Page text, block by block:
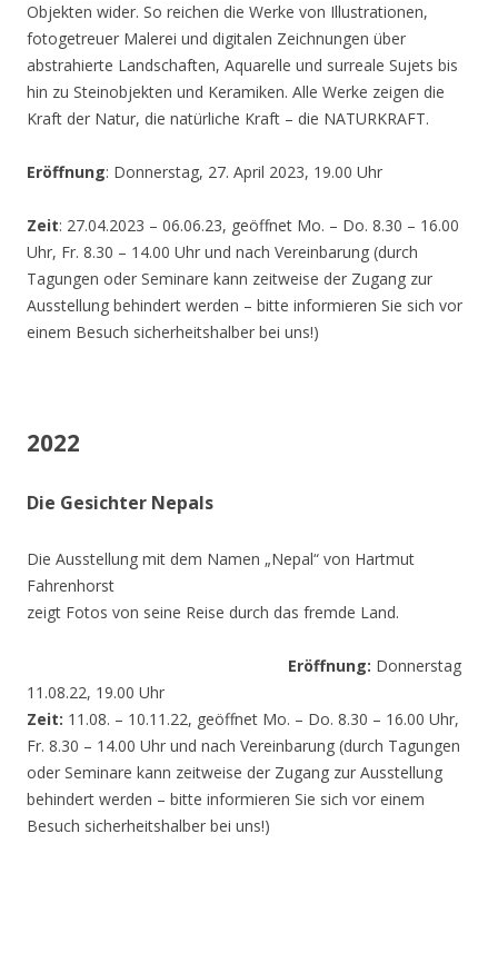
Objekten wider. So reichen die Werke von Illustrationen,
fotogetreuer Malerei und digitalen Zeichnungen über
abstrahierte Landschaften, Aquarelle und surreale Sujets bis
hin zu Steinobjekten und Keramiken. Alle Werke zeigen die
Kraft der Natur, die natürliche Kraft – die NATURKRAFT.
Eröffnung: Donnerstag, 27. April 2023, 19.00 Uhr
Zeit: 27.04.2023 – 06.06.23, geöffnet Mo. – Do. 8.30 – 16.00
Uhr, Fr. 8.30 – 14.00 Uhr und nach Vereinbarung (durch
Tagungen oder Seminare kann zeitweise der Zugang zur
Ausstellung behindert werden – bitte informieren Sie sich vor
einem Besuch sicherheitshalber bei uns!)
2022
Die Gesichter Nepals
Die Ausstellung mit dem Namen „Nepal“ von Hartmut
Fahrenhorst
zeigt Fotos von seine Reise durch das fremde Land.
Eröffnung: Donnerstag
11.08.22, 19.00 Uhr
Zeit: 11.08. – 10.11.22, geöffnet Mo. – Do. 8.30 – 16.00 Uhr,
Fr. 8.30 – 14.00 Uhr und nach Vereinbarung (durch Tagungen
oder Seminare kann zeitweise der Zugang zur Ausstellung
behindert werden – bitte informieren Sie sich vor einem
Besuch sicherheitshalber bei uns!)